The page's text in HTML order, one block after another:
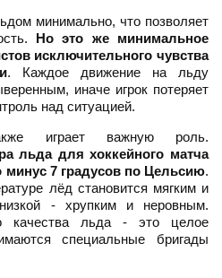
минимально, что позволяет
Но это же минимальное
исключительного чувства
. Каждое движение на льду
иначе игрок потеряет
над ситуацией.
играет важную роль.
льда для хоккейного матча
минус 7 градусов по Цельсию.
лёд становится мягким и
- хрупким и неровным.
качества льда - это целое
специальные бригады